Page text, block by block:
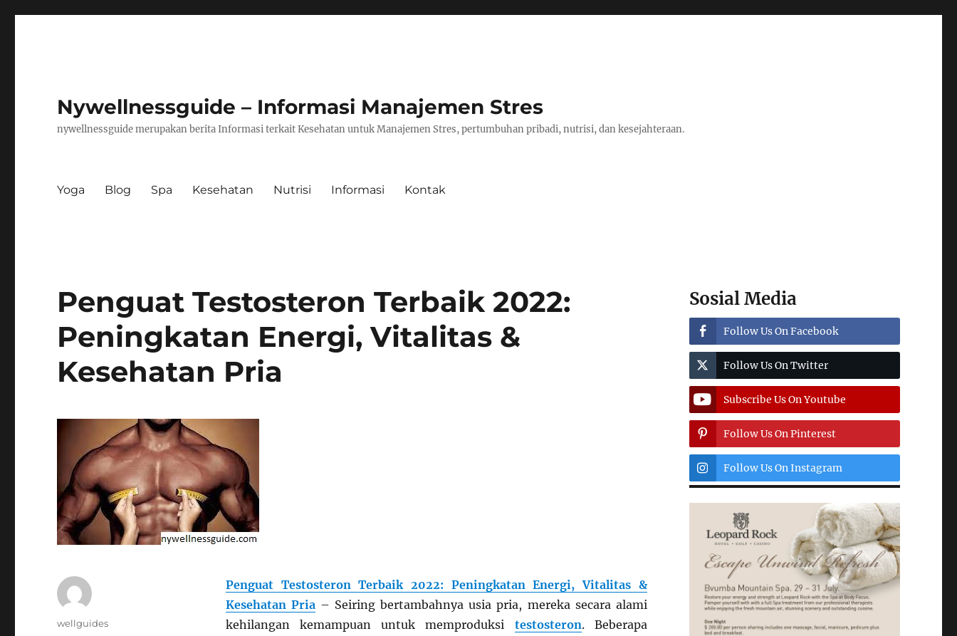
Nywellnessguide – Informasi Manajemen Stres
nywellnessguide merupakan berita Informasi terkait Kesehatan untuk Manajemen Stres, pertumbuhan pribadi, nutrisi, dan kesejahteraan.
Yoga Blog Spa Kesehatan Nutrisi Informasi Kontak
Penguat Testosteron Terbaik 2022:
Peningkatan Energi, Vitalitas &
Kesehatan Pria
Penguat Testosteron Terbaik 2022: Peningkatan Energi, Vitalitas &
Kesehatan Pria – Seiring bertambahnya usia pria, mereka secara alami
kehilangan kemampuan untuk memproduksi testosteron. Beberapa
Author
wellguides
Sosial Media
Follow Us On Facebook
Follow Us On Twitter
Subscribe Us On Youtube
Follow Us On Pinterest
Follow Us On Instagram